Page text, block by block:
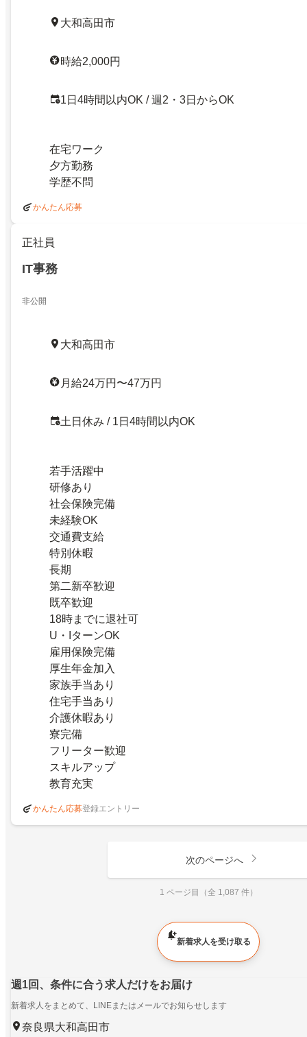
大和高田市
時給2,000円
1日4時間以内OK / 週2・3日からOK
在宅ワーク
夕方勤務
学歴不問
かんたん応募
正社員
IT事務
非公開
大和高田市
月給24万円〜47万円
土日休み / 1日4時間以内OK
若手活躍中
研修あり
社会保険完備
未経験OK
交通費支給
特別休暇
長期
第二新卒歓迎
既卒歓迎
18時までに退社可
U・IターンOK
雇用保険完備
厚生年金加入
家族手当あり
住宅手当あり
介護休暇あり
寮完備
フリーター歓迎
スキルアップ
教育充実
かんたん応募登録エントリー
次のページへ
1 ページ目（全 1,087 件）
新着求人を受け取る
週1回、条件に合う求人だけをお届け
新着求人をまとめて、LINEまたはメールでお知らせします
奈良県大和高田市